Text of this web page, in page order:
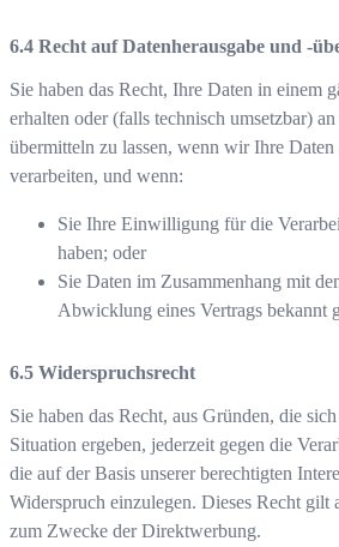
Recht auf Datenherausgabe und -
Sie haben das Recht, Ihre Daten in einem
erhalten oder (falls technisch umsetzbar)
übermitteln zu lassen, wenn wir Ihre Daten
verarbeiten, und wenn:
Sie Ihre Einwilligung für die
haben; oder
Sie Daten im Zusammenhang mit
Abwicklung eines Vertrags bekannt
Widerspruchsrecht
Sie haben das Recht, aus Gründen, die
Situation ergeben, jederzeit gegen die
die auf der Basis unserer berechtigten
Widerspruch einzulegen. Dieses Recht gilt
zum Zwecke der Direktwerbung.